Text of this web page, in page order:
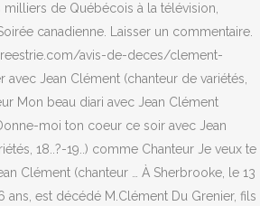
de Québécois à la télévision,
canadienne. Laisser un commentaire.
avis-de-deces/clement-
avec Jean Clément (chanteur de variétés,
Mon beau diari avec Jean Clément
moi ton coeur ce soir avec Jean
18..?-19..) comme Chanteur Je veux te
Clément (chanteur … À Sherbrooke, le 13
ans, est décédé M.Clément Du Grenier, fils